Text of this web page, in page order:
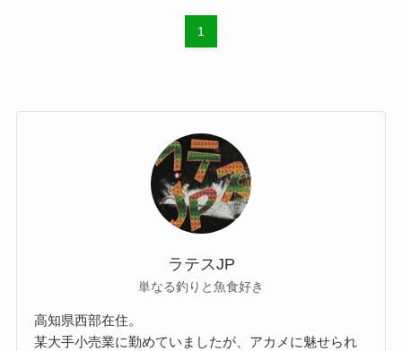
1
ラテスJP
単なる釣りと魚食好き
高知県西部在住。
某大手小売業に勤めていましたが、アカメに魅せられ